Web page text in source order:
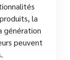
la
génération
peuvent